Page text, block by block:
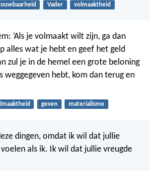
Vader volmaaktheid
‘Als je volmaakt wilt zijn, ga dan
alles wat je hebt en geef het geld
zul je in de hemel een grote beloning
weggegeven hebt, kom dan terug en
geven materialisme
dingen, omdat ik wil dat jullie
als ik. Ik wil dat jullie vreugde